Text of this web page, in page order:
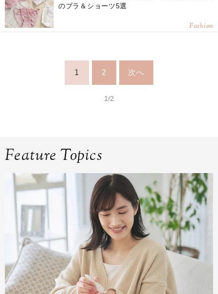
のブラ＆ショーツ5選
Fashion
1 2 次へ
1/2
Feature Topics